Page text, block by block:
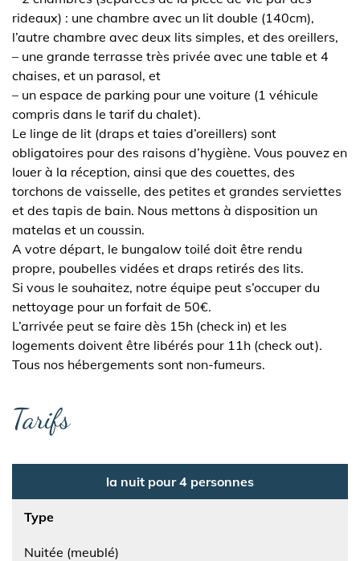
rideaux) : une chambre avec un lit double (140cm),
l’autre chambre avec deux lits simples, et des oreillers,
– une grande terrasse très privée avec une table et 4
chaises, et un parasol, et
– un espace de parking pour une voiture (1 véhicule
compris dans le tarif du chalet).
Le linge de lit (draps et taies d’oreillers) sont
obligatoires pour des raisons d’hygiène. Vous pouvez en
louer à la réception, ainsi que des couettes, des
torchons de vaisselle, des petites et grandes serviettes
et des tapis de bain. Nous mettons à disposition un
matelas et un coussin.
A votre départ, le bungalow toilé doit être rendu
propre, poubelles vidées et draps retirés des lits.
Si vous le souhaitez, notre équipe peut s’occuper du
nettoyage pour un forfait de 50€.
L’arrivée peut se faire dès 15h (check in) et les
logements doivent être libérés pour 11h (check out).
Tous nos hébergements sont non-fumeurs.
Tarifs
la nuit pour 4 personnes
Type
Nuitée (meublé)